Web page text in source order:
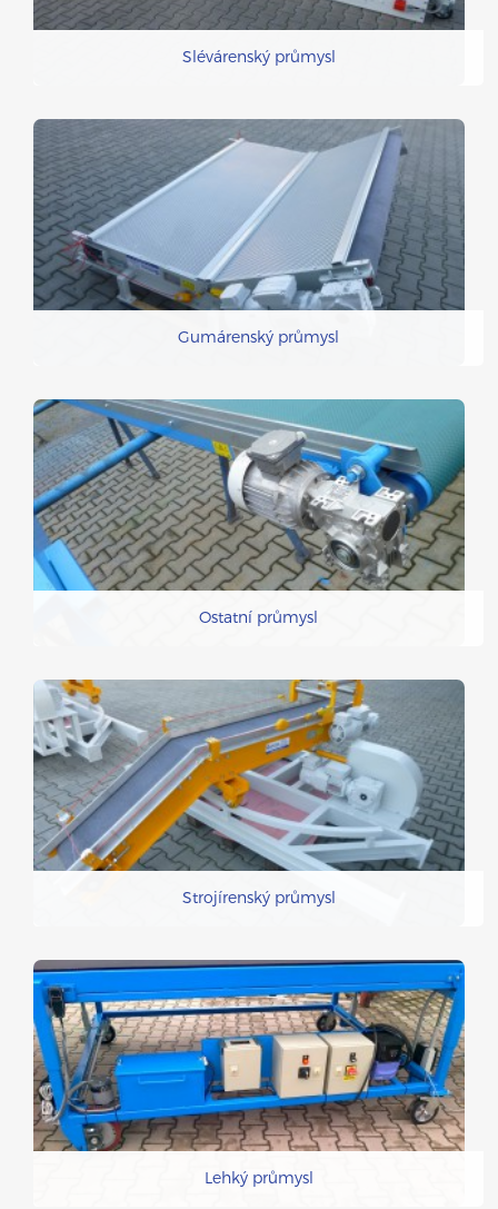
Slévárenský průmysl
Gumárenský průmysl
Ostatní průmysl
Strojírenský průmysl
Lehký průmysl